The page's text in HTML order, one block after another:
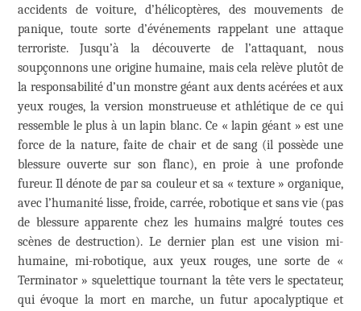
accidents de voiture, d’hélicoptères, des mouvements de
panique, toute sorte d’événements rappelant une attaque
terroriste. Jusqu’à la découverte de l’attaquant, nous
soupçonnons une origine humaine, mais cela relève plutôt de
la responsabilité d’un monstre géant aux dents acérées et aux
yeux rouges, la version monstrueuse et athlétique de ce qui
ressemble le plus à un lapin blanc. Ce « lapin géant » est une
force de la nature, faite de chair et de sang (il possède une
blessure ouverte sur son flanc), en proie à une profonde
fureur. Il dénote de par sa couleur et sa « texture » organique,
avec l’humanité lisse, froide, carrée, robotique et sans vie (pas
de blessure apparente chez les humains malgré toutes ces
scènes de destruction). Le dernier plan est une vision mi-
humaine, mi-robotique, aux yeux rouges, une sorte de «
Terminator » squelettique tournant la tête vers le spectateur,
qui évoque la mort en marche, un futur apocalyptique et